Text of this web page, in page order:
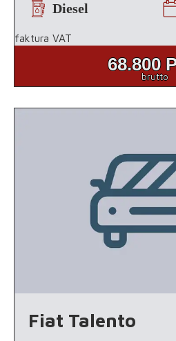
Diesel
faktura VAT
68.800
brutto
Fiat Talento